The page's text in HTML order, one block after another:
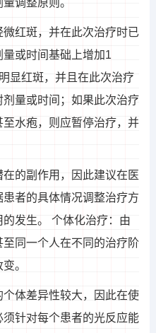
红斑，并在此次治疗时已
或时间基础上增加1
显红斑，并且在此次治疗
量或时间；如果此次治疗
水疱，则应暂停治疗，并
的副作用，因此建议在医
者的具体情况调整治疗方
发生。 个体化治疗：由
同一个人在不同的治疗阶
。
体差异性较大，因此在使
针对每个患者的光反应能